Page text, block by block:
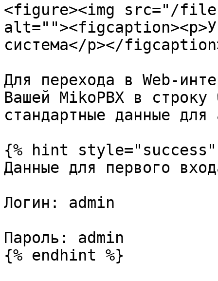
<figure><img src="/
система</p></
Для перехода в Web-
Вашей MikoPBX в строку
стандартные данные для
{% hint style="success"
Данные для первого
Логин: admin
Пароль: admin
{% endhint %}